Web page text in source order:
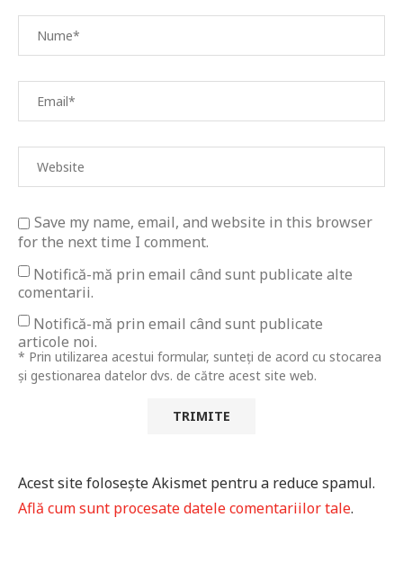
Save my name, email, and website in this browser
for the next time I comment.
Notifică-mă prin email când sunt publicate alte
comentarii.
Notifică-mă prin email când sunt publicate
articole noi.
* Prin utilizarea acestui formular, sunteți de acord cu stocarea
și gestionarea datelor dvs. de către acest site web.
Acest site folosește Akismet pentru a reduce spamul.
Află cum sunt procesate datele comentariilor tale.